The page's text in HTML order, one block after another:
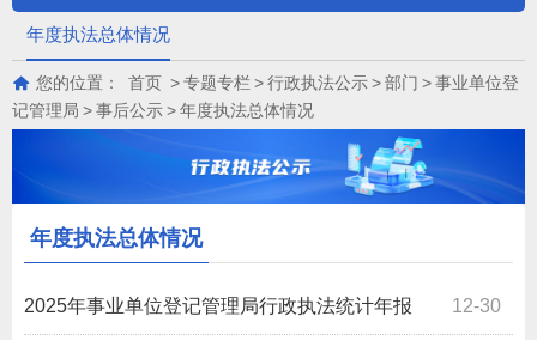
年度执法总体情况
您的位置： 首页 >专题专栏 >行政执法公示>部门 >事业单位登
记管理局 >事后公示>年度执法总体情况
年度执法总体情况
12-30
2025年事业单位登记管理局行政执法统计年报